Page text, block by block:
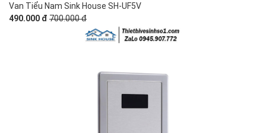
Van Tiểu Nam Sink House SH-UF5V
490.000 đ 700.000 đ